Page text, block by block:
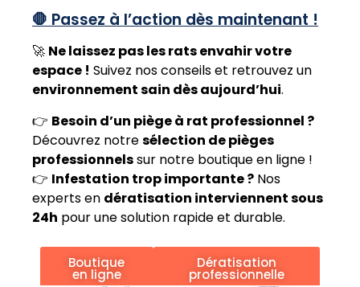
🛑 Passez à l’action dès maintenant !
🚀 Ne laissez pas les rats envahir votre
espace ! Suivez nos conseils et retrouvez un
environnement sain dès aujourd’hui.
👉 Besoin d’un piège à rat professionnel ?
Découvrez notresélection de pièges
professionnelssur notre boutique en ligne !
👉 Infestation trop importante ? Nos
experts en dératisation interviennent sous
24h pour une solution rapide et durable.
Boutique
en ligne
Dératisation
professionnelle